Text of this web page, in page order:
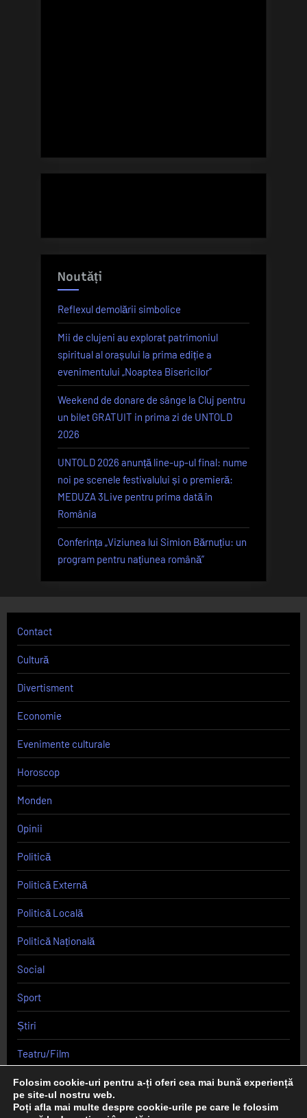
Noutăți
Reflexul demolării simbolice
Mii de clujeni au explorat patrimoniul
spiritual al orașului la prima ediție a
evenimentului „Noaptea Bisericilor”
Weekend de donare de sânge la Cluj pentru
un bilet GRATUIT in prima zi de UNTOLD
2026
UNTOLD 2026 anunță line-up-ul final: nume
noi pe scenele festivalului și o premieră:
MEDUZA 3Live pentru prima dată în
România
Conferința „Viziunea lui Simion Bărnuțiu: un
program pentru națiunea română”
Contact
Cultură
Divertisment
Economie
Evenimente culturale
Horoscop
Monden
Opinii
Politică
Politică Externă
Politică Locală
Politică Națională
Social
Sport
Știri
Teatru/Film
Uncategorized
Folosim cookie-uri pentru a-ți oferi cea mai bună experiență
pe site-ul nostru web.
Poți afla mai multe despre cookie-urile pe care le folosim